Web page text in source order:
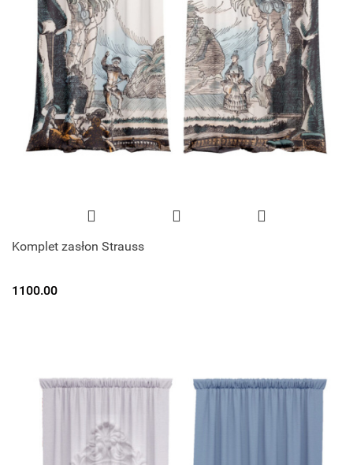
Komplet zasłon Strauss
1100.00